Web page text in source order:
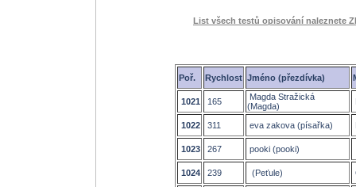
List všech testů opisování naleznete
Poř. Rychlost Jméno (přezdívka)
1021 165
Magda Stražická
(Magda)
1022 311 eva zakova (písařka)
1023 267 pooki (pooki)
1024 239 (Peťule)